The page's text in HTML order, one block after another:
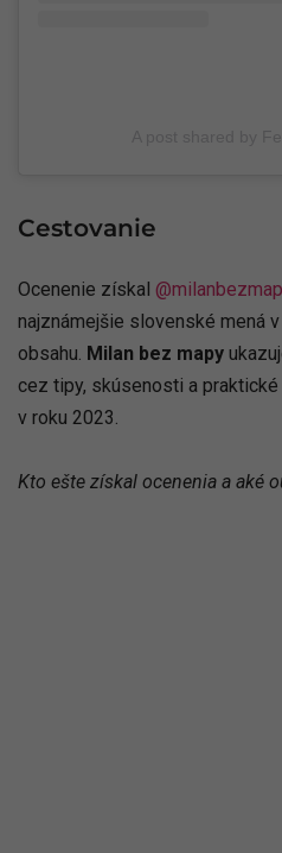
Cestovanie
Ocenenie získal
najznámejšie slovenské mená
obsahu. Milan bez mapy
cez tipy, skúsenosti a
v roku 2023.
Kto ešte získal ocenenia a aké